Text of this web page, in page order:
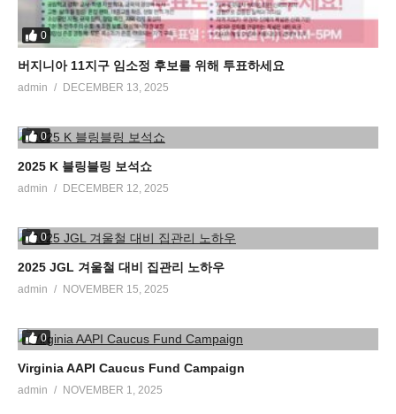
0
버지니아 11지구 임소정 후보를 위해 투표하세요
admin DECEMBER 13, 2025
0
2025 K 블링블링 보석쇼
admin DECEMBER 12, 2025
0
2025 JGL 겨울철 대비 집관리 노하우
admin NOVEMBER 15, 2025
0
Virginia AAPI Caucus Fund Campaign
admin NOVEMBER 1, 2025